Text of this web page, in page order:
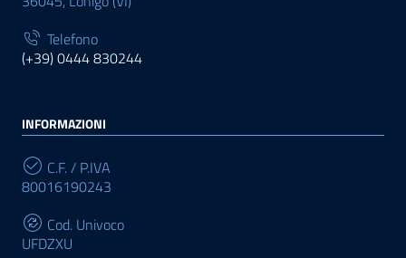
Telefono
(+39) 0444 830244
INFORMAZIONI
C.F. / P.IVA
80016190243
Cod. Univoco
UFDZXU